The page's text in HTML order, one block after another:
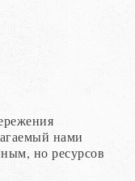
нами
но ресурсов